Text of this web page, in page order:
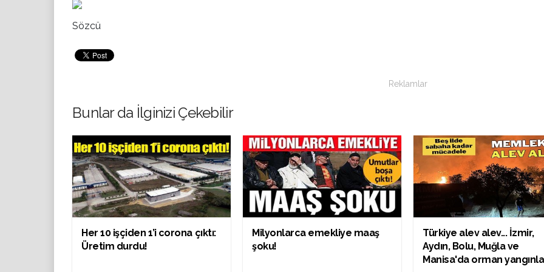
Sözcü
Reklamlar
Bunlar da İlginizi Çekebilir
Her 10 işçiden 1’i corona çıktı:
Üretim durdu!
Milyonlarca emekliye maaş
şoku!
Türkiye alev alev... İzmir,
Aydın, Bolu, Muğla ve
Manisa'da orman